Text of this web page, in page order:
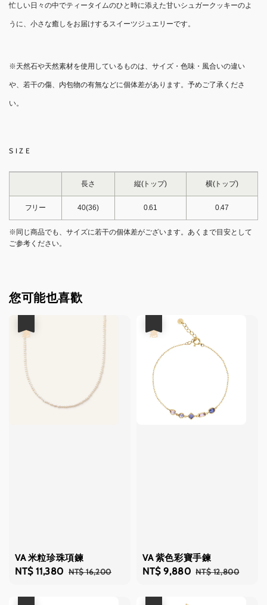
忙しい日々の中でティータイムのひと時に添えた甘いシュガークッキーのよ
うに、小さな癒しをお届けするスイーツジュエリーです。
※天然石や天然素材を使用しているものは、サイズ・色味・風合いの違い
や、若干の傷、内包物の有無などに個体差があります。予めご了承くださ
い。
SIZE
長さ 縦(トップ) 横(トップ)
フリー 40(36) 0.61 0.47
※同じ商品でも、サイズに若干の個体差がございます。あくまで目安として
ご参考ください。
您可能也喜歡
VA 米粒珍珠項鍊
Sale
NT$ 11,380 Regular
NT$ 16,200
VA 紫色彩寶手鍊
Sale
NT$ 9,880 Regular
NT$ 12,800